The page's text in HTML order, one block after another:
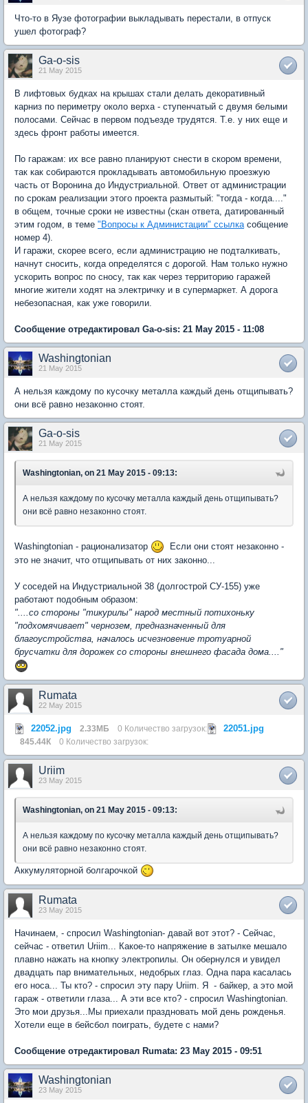
Что-то в Яузе фотографии выкладывать перестали, в отпуск
ушел фотограф?
Ga-o-sis
21 May 2015
В лифтовых будках на крышах стали делать декоративный
карниз по периметру около верха - ступенчатый с двумя белыми
полосами. Сейчас в первом подъезде трудятся. Т.е. у них еще и
здесь фронт работы имеется.
По гаражам: их все равно планируют снести в скором времени,
так как собираются прокладывать автомобильную проезжую
часть от Воронина до Индустриальной. Ответ от администрации
по срокам реализации этого проекта размытый: "тогда - когда...."
в общем, точные сроки не известны (скан ответа, датированный
этим годом, в теме "Вопросы к Администации" ссылка собщение
номер 4).
И гаражи, скорее всего, если администрацию не подталкивать,
начнут сносить, когда определятся с дорогой. Нам только нужно
ускорить вопрос по сносу, так как через территорию гаражей
многие жители ходят на электричку и в супермаркет. А дорога
небезопасная, как уже говорили.
Сообщение отредактировал Ga-o-sis: 21 May 2015 - 11:08
Washingtonian
21 May 2015
А нельзя каждому по кусочку металла каждый день отщипывать?
они всё равно незаконно стоят.
Ga-o-sis
21 May 2015
Washingtonian, on 21 May 2015 - 09:13:
А нельзя каждому по кусочку металла каждый день отщипывать?
они всё равно незаконно стоят.
Washingtonian - рационализатор
Если они стоят незаконно -
это не значит, что отщипывать от них законно...
У соседей на Индустриальной 38 (долгострой СУ-155) уже
работают подобным образом:
"....со стороны "тикурилы" народ местный потихоньку
"подхомячивает" чернозем, предназначенный для
благоустройства, началось исчезновение тротуарной
брусчатки для дорожек со стороны внешнего фасада дома...."
Rumata
22 May 2015
22052.jpg 2.33МБ 0 Количество загрузок: 22051.jpg
845.44К 0 Количество загрузок:
Uriim
23 May 2015
Washingtonian, on 21 May 2015 - 09:13:
А нельзя каждому по кусочку металла каждый день отщипывать?
они всё равно незаконно стоят.
Аккумуляторной болгарочкой
Rumata
23 May 2015
Начинаем, - спросил Washingtonian- давай вот этот? - Сейчас,
сейчас - ответил Uriim... Какое-то напряжение в затылке мешало
плавно нажать на кнопку электропилы. Он обернулся и увидел
двадцать пар внимательных, недобрых глаз. Одна пара касалась
его носа... Ты кто? - спросил эту пару Uriim. Я - байкер, а это мой
гараж - ответили глаза... А эти все кто? - спросил Washingtonian.
Это мои друзья...Мы приехали праздновать мой день рожденья.
Хотели еще в бейсбол поиграть, будете с нами?
Сообщение отредактировал Rumata: 23 May 2015 - 09:51
Washingtonian
23 May 2015